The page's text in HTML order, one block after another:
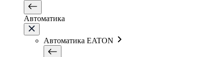
Автоматика
Автоматика EATON